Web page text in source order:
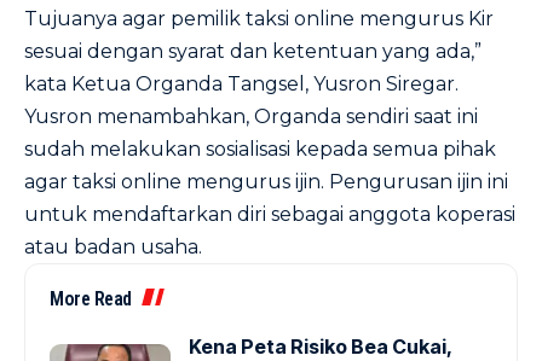
Tujuanya agar pemilik taksi online mengurus Kir
sesuai dengan syarat dan ketentuan yang ada,”
kata Ketua Organda Tangsel, Yusron Siregar.
Yusron menambahkan, Organda sendiri saat ini
sudah melakukan sosialisasi kepada semua pihak
agar taksi online mengurus ijin. Pengurusan ijin ini
untuk mendaftarkan diri sebagai anggota koperasi
atau badan usaha.
More Read
Kena Peta Risiko Bea Cukai,